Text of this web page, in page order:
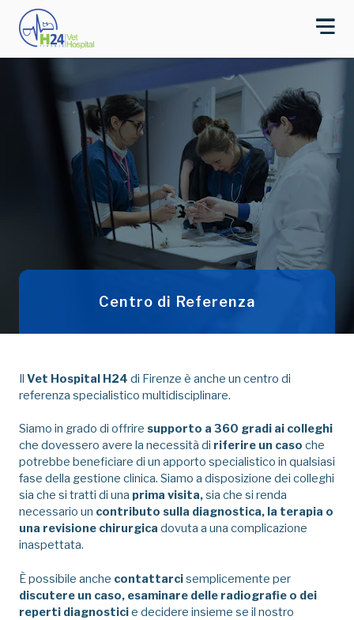
Centro di Referenza
Il Vet Hospital H24 di Firenze è anche un centro di
referenza specialistico multidisciplinare.
Siamo in grado di offrire supporto a 360 gradi ai colleghi
che dovessero avere la necessità di riferire un caso che
potrebbe beneficiare di un apporto specialistico in qualsiasi
fase della gestione clinica. Siamo a disposizione dei colleghi
sia che si tratti di una prima visita,sia che si renda
necessario un contributo sulla diagnostica, la terapia o
una revisione chirurgica dovuta a una complicazione
inaspettata.
È possibile anche contattarcisemplicemente per
discutere un caso, esaminare delle radiografie o dei
reperti diagnosticie decidere insieme se il nostro